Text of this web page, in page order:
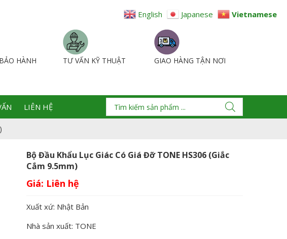
HÀNH TƯ VẤN KỸ THUẬT GIAO HÀNG TẬN NƠI
LIÊN HỆ
Bộ Đầu Khẩu Lục Giác Có Giá Đỡ TONE HS306 (Giắc
Cắm 9.5mm)
Giá:
Xuất xứ: Nhật Bản
Nhà sản xuất: TONE
English Japanese Vietnamese